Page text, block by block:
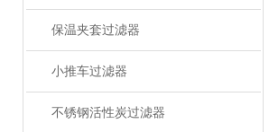
保温夹套过滤器
小推车过滤器
不锈钢活性炭过滤器